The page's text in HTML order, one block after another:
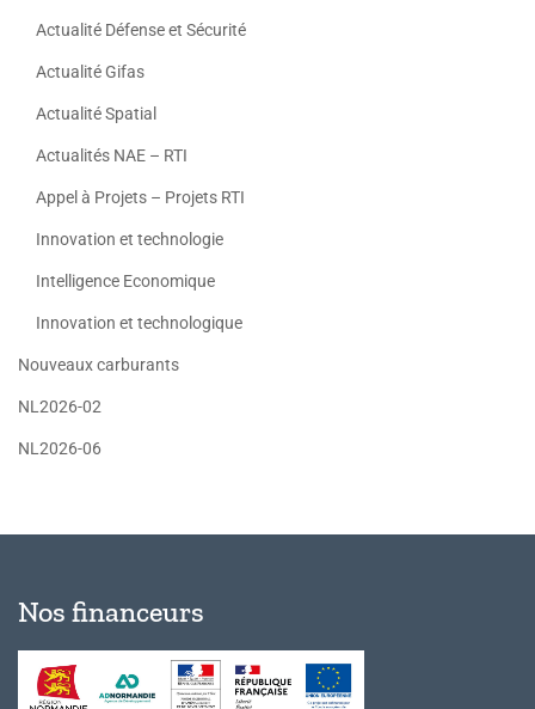
Actualité Défense et Sécurité
Actualité Gifas
Actualité Spatial
Actualités NAE – RTI
Appel à Projets – Projets RTI
Innovation et technologie
Intelligence Economique
Innovation et technologique
Nouveaux carburants
NL2026-02
NL2026-06
Nos financeurs